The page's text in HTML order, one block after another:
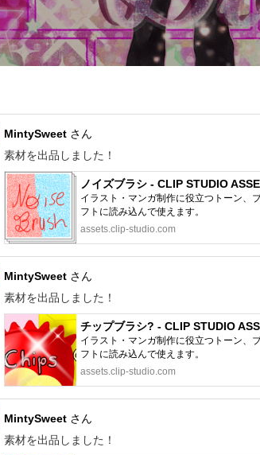
MintySweet さん
素材を出品しました！
ノイズブラシ - CLIP STUDIO
イラスト・マンガ制作に役立つトーン、
フトに読み込んで使えます。
assets.clip-studio.com
MintySweet さん
素材を出品しました！
チップブラシ? - CLIP STUDIO
イラスト・マンガ制作に役立つトーン、
フトに読み込んで使えます。
assets.clip-studio.com
MintySweet さん
素材を出品しました！